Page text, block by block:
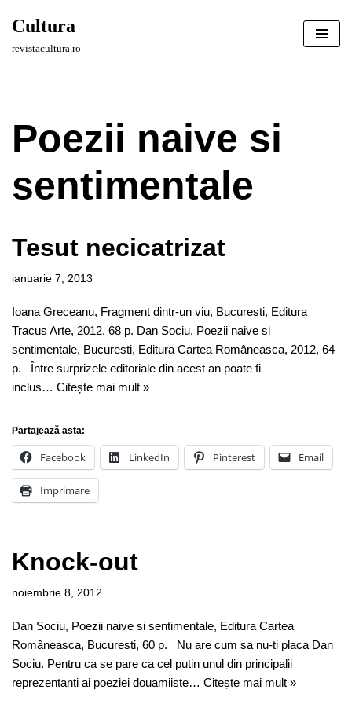
Sari
Cultura
revistacultura.ro
Poezii naive si
sentimentale
Tesut necicatrizat
ianuarie 7, 2013
Ioana Greceanu, Fragment dintr-un viu, Bucuresti, Editura
Tracus Arte, 2012, 68 p. Dan Sociu, Poezii naive si
sentimentale, Bucuresti, Editura Cartea Româneasca, 2012, 64
p. Între surprizele editoriale din acest an poate fi
inclus… Citește mai mult »
Partajează asta:
Facebook LinkedIn Pinterest Email
Imprimare
Knock-out
noiembrie 8, 2012
Dan Sociu, Poezii naive si sentimentale, Editura Cartea
Româneasca, Bucuresti, 60 p. Nu are cum sa nu-ti placa Dan
Sociu. Pentru ca se pare ca cel putin unul din principalii
reprezentanti ai poeziei douamiiste… Citește mai mult »